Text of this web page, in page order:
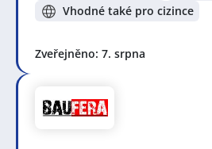
Vhodné také pro cizince
Zveřejněno: 7. srpna